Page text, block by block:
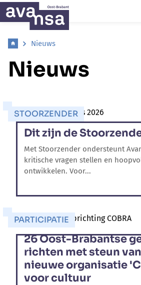
Nieuws
Nieuws
STOORZENDER
Dit zijn de
Met Stoorzender ondersteunt
kritische vragen stellen en
ontwikkelen. Voor...
PARTICIPATIE
26 Oost-Brabantse
richten met steun
nieuwe organisatie
voor cultuur